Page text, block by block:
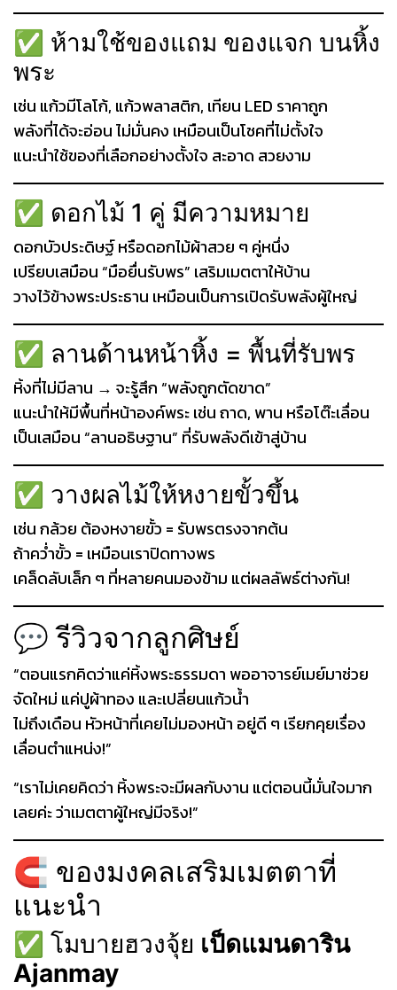
✅ ห้ามใช้ของแถม ของแจก บนหิ้ง
พระ
เช่น แก้วมีโลโก้, แก้วพลาสติก, เทียน LED ราคาถูก
พลังที่ได้จะอ่อน ไม่มั่นคง เหมือนเป็นโชคที่ไม่ตั้งใจ
แนะนำใช้ของที่เลือกอย่างตั้งใจ สะอาด สวยงาม
✅ ดอกไม้ 1 คู่ มีความหมาย
ดอกบัวประดิษฐ์ หรือดอกไม้ผ้าสวย ๆ คู่หนึ่ง
เปรียบเสมือน “มือยื่นรับพร” เสริมเมตตาให้บ้าน
วางไว้ข้างพระประธาน เหมือนเป็นการเปิดรับพลังผู้ใหญ่
✅ ลานด้านหน้าหิ้ง = พื้นที่รับพร
หิ้งที่ไม่มีลาน → จะรู้สึก “พลังถูกตัดขาด”
แนะนำให้มีพื้นที่หน้าองค์พระ เช่น ถาด, พาน หรือโต๊ะเลื่อน
เป็นเสมือน “ลานอธิษฐาน” ที่รับพลังดีเข้าสู่บ้าน
✅ วางผลไม้ให้หงายขั้วขึ้น
เช่น กล้วย ต้องหงายขั้ว = รับพรตรงจากต้น
ถ้าคว่ำขั้ว = เหมือนเราปิดทางพร
เคล็ดลับเล็ก ๆ ที่หลายคนมองข้าม แต่ผลลัพธ์ต่างกัน!
💬 รีวิวจากลูกศิษย์
“ตอนแรกคิดว่าแค่หิ้งพระธรรมดา พออาจารย์เมย์มาช่วย
จัดใหม่ แค่ปูผ้าทอง และเปลี่ยนแก้วน้ำ
ไม่ถึงเดือน หัวหน้าที่เคยไม่มองหน้า อยู่ดี ๆ เรียกคุยเรื่อง
เลื่อนตำแหน่ง!”
“เราไม่เคยคิดว่า หิ้งพระจะมีผลกับงาน แต่ตอนนี้มั่นใจมาก
เลยค่ะ ว่าเมตตาผู้ใหญ่มีจริง!”
🧲 ของมงคลเสริมเมตตาที่
แนะนำ
✅ โมบายฮวงจุ้ย เป็ดแมนดาริน
Ajanmay